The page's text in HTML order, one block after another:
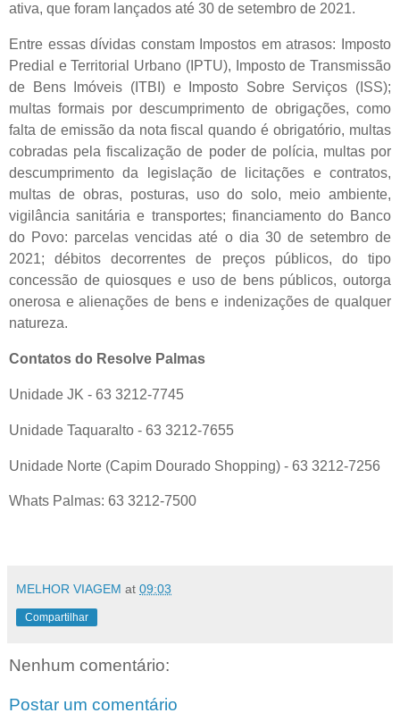
ativa, que foram lançados até 30 de setembro de 2021.
Entre essas dívidas constam Impostos em atrasos: Imposto
Predial e Territorial Urbano (IPTU), Imposto de Transmissão
de Bens Imóveis (ITBI) e Imposto Sobre Serviços (ISS);
multas formais por descumprimento de obrigações, como
falta de emissão da nota fiscal quando é obrigatório, multas
cobradas pela fiscalização de poder de polícia, multas por
descumprimento da legislação de licitações e contratos,
multas de obras, posturas, uso do solo, meio ambiente,
vigilância sanitária e transportes; financiamento do Banco
do Povo: parcelas vencidas até o dia 30 de setembro de
2021; débitos decorrentes de preços públicos, do tipo
concessão de quiosques e uso de bens públicos, outorga
onerosa e alienações de bens e indenizações de qualquer
natureza.
Contatos do Resolve Palmas
Unidade JK - 63 3212-7745
Unidade Taquaralto - 63 3212-7655
Unidade Norte (Capim Dourado Shopping) - 63 3212-7256
Whats Palmas: 63 3212-7500
MELHOR VIAGEM at 09:03
Compartilhar
Nenhum comentário:
Postar um comentário